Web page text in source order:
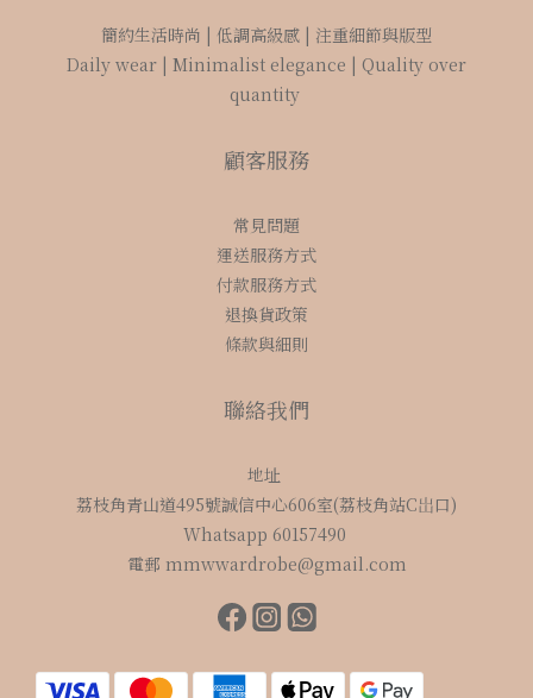
簡約生活時尚 | 低調高級感 | 注重細節與版型
Daily wear | Minimalist elegance | Quality over
quantity
顧客服務
常見問題
運送服務方式
付款服務方式
退換貨政策
條款與細則
聯絡我們
地址
荔枝角青山道495號誠信中心606室(荔枝角站C岀口)
Whatsapp 60157490
電郵 mmwwardrobe@gmail.com